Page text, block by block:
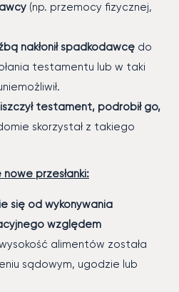
(np. przemocy fizycznej,
nakłonił spadkodawcę do
testamentu lub w taki
testament, podrobił go,
skorzystał z takiego
przesłanki:
się od wykonywania
względem
alimentów została
sądowym, ugodzie lub